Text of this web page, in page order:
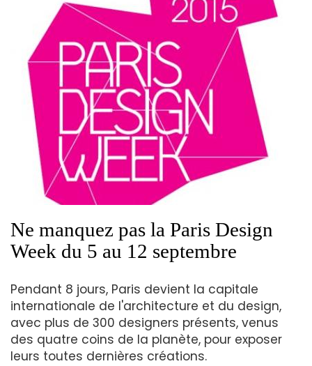
Ne manquez pas la Paris Design
Week du 5 au 12 septembre
Pendant 8 jours, Paris devient la capitale
internationale de l'architecture et du design,
avec plus de 300 designers présents, venus
des quatre coins de la planète, pour exposer
leurs toutes dernières créations.